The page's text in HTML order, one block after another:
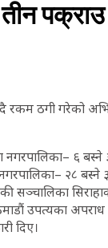
पक्राउ
रकम ठगी गरेको
६ बस्ने
२८ बस्ने
सञ्चालिका
उपत्यका
दिए।